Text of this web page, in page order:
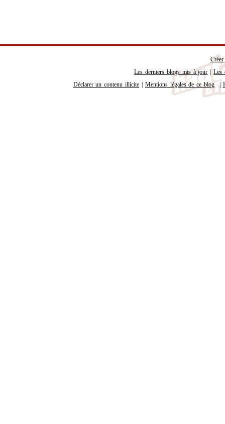
Les derniers blogs mis à jour |Les
Déclarer un contenu illicite
Mentions légales de ce blog |